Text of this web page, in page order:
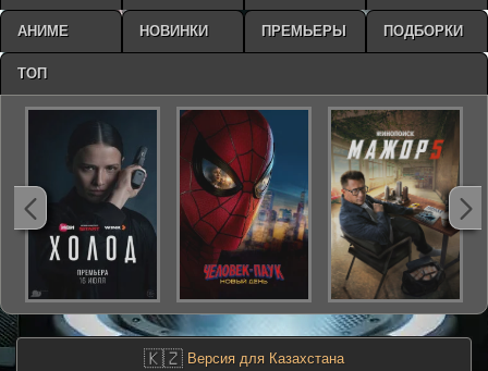
🇰🇿 Версия для Казахстана
АНИМЕ НОВИНКИ ПРЕМЬЕРЫ ПОДБОРКИ
ТОП